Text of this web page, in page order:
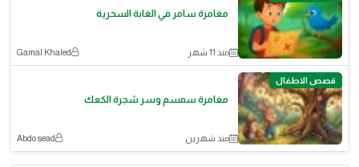
مغامرة سامر في الغابة السحرية
منذ 11 شهر Gamal Khaled
قصص الاطفال
مغامرة سمسم وسر شجرة الكعك
منذ شهرين Abdo sead